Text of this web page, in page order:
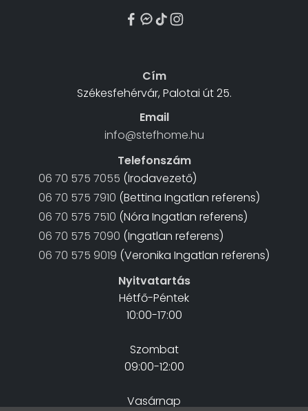
Cím
Székesfehérvár, Palotai út 25.
Email
info@stefhome.hu
Telefonszám
06 70 575 7055 (Irodavezető)
06 70 575 7910 (Bettina Ingatlan referens)
06 70 575 7510 (Nóra Ingatlan referens)
06 70 575 7090 (Ingatlan referens)
06 70 575 9019 (Veronika Ingatlan referens)
Nyitvatartás
Hétfő-Péntek
10:00-17:00
Szombat
09:00-12:00
Vasárnap